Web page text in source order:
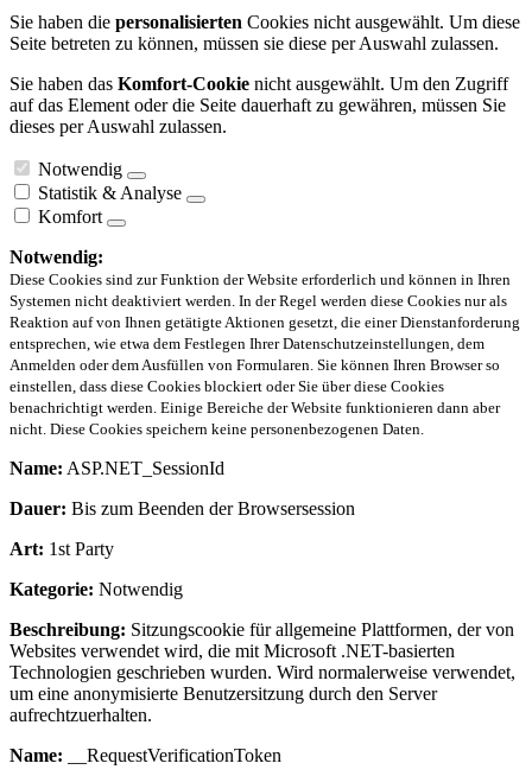
Sie haben die personalisierten Cookies nicht ausgewählt. Um diese
Seite betreten zu können, müssen sie diese per Auswahl zulassen.
Sie haben das Komfort-Cookie nicht ausgewählt. Um den Zugriff
auf das Element oder die Seite dauerhaft zu gewähren, müssen Sie
dieses per Auswahl zulassen.
Notwendig
Statistik & Analyse
Komfort
Notwendig:
Diese Cookies sind zur Funktion der Website erforderlich und können in Ihren
Systemen nicht deaktiviert werden. In der Regel werden diese Cookies nur als
Reaktion auf von Ihnen getätigte Aktionen gesetzt, die einer Dienstanforderung
entsprechen, wie etwa dem Festlegen Ihrer Datenschutzeinstellungen, dem
Anmelden oder dem Ausfüllen von Formularen. Sie können Ihren Browser so
einstellen, dass diese Cookies blockiert oder Sie über diese Cookies
benachrichtigt werden. Einige Bereiche der Website funktionieren dann aber
nicht. Diese Cookies speichern keine personenbezogenen Daten.
Name: ASP.NET_SessionId
Dauer: Bis zum Beenden der Browsersession
Art: 1st Party
Kategorie: Notwendig
Beschreibung: Sitzungscookie für allgemeine Plattformen, der von
Websites verwendet wird, die mit Microsoft .NET-basierten
Technologien geschrieben wurden. Wird normalerweise verwendet,
um eine anonymisierte Benutzersitzung durch den Server
aufrechtzuerhalten.
Name: __RequestVerificationToken